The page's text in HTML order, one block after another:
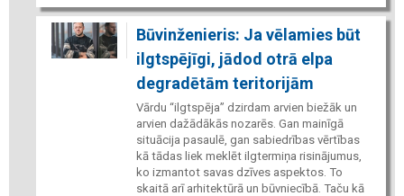
Būvinženieris: Ja vēlamies būt
ilgtspējīgi, jādod otrā elpa
degradētām teritorijām
Vārdu “ilgtspēja” dzirdam arvien biežāk un
arvien dažādākās nozarēs. Gan mainīgā
situācija pasaulē, gan sabiedrības vērtības
kā tādas liek meklēt ilgtermiņa risinājumus,
ko izmantot savas dzīves aspektos. To
skaitā arī arhitektūrā un būvniecībā. Taču kā